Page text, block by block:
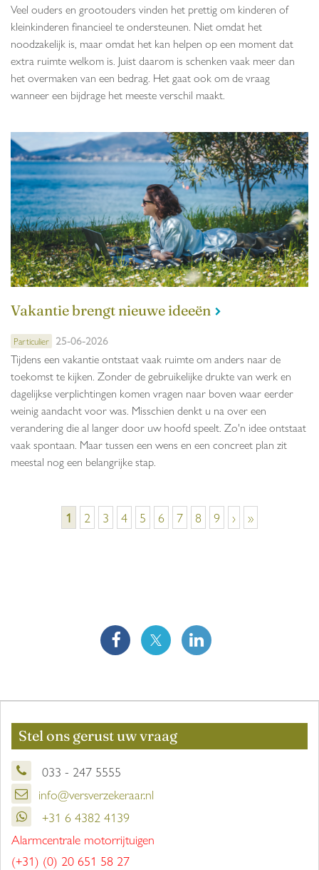
Veel ouders en grootouders vinden het prettig om kinderen of
kleinkinderen financieel te ondersteunen. Niet omdat het
noodzakelijk is, maar omdat het kan helpen op een moment dat
extra ruimte welkom is. Juist daarom is schenken vaak meer dan
het overmaken van een bedrag. Het gaat ook om de vraag
wanneer een bijdrage het meeste verschil maakt.
Vakantie brengt nieuwe ideeën
Particulier 25-06-2026
Tijdens een vakantie ontstaat vaak ruimte om anders naar de
toekomst te kijken. Zonder de gebruikelijke drukte van werk en
dagelijkse verplichtingen komen vragen naar boven waar eerder
weinig aandacht voor was. Misschien denkt u na over een
verandering die al langer door uw hoofd speelt. Zo'n idee ontstaat
vaak spontaan. Maar tussen een wens en een concreet plan zit
meestal nog een belangrijke stap.
1 2 3 4 5 6 7 8 9 › »
Stel ons gerust uw vraag
033 - 247 5555
info@versverzekeraar.nl
+31 6 4382 4139
Alarmcentrale motorrijtuigen
(+31) (0) 20 651 58 27